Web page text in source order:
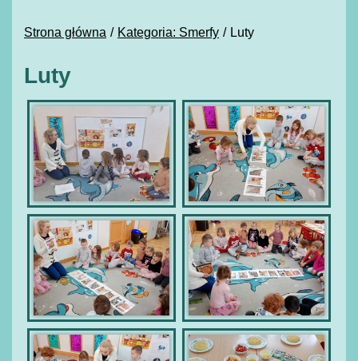
Strona główna Kategoria: Smerfy Luty
Luty